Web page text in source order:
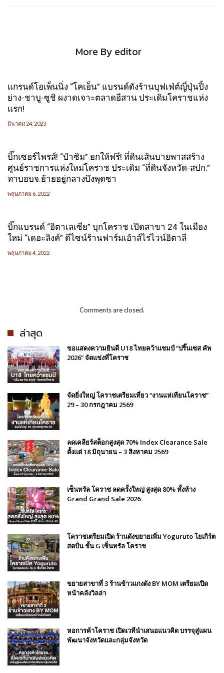
More By editor
แกรนด์โอเพ็นนิ่ง “โคเอ็น” แบรนด์ดังร้านบุฟเฟ่ต์ญี่ปุ่นปิ้ง
ย่าง-ชาบู-ซูชิ ผงาดเจาะตลาดอีสาน ประเดิมโคราชแห่ง
แรก!
มีนาคม 24, 2023
บิ๊กเซอร์ไพรส์! “ป๋าซิม” ยกให้ฟรี! ที่ดินเส้นบายพาสสร้าง
ศูนย์ราชการแห่งใหม่โคราช ประเดิม “ที่ดินจังหวัด-สปก.”
ทาบอบจ.ย้ายอยู่กลางบึงพุดซา
พฤษภาคม 6, 2022
บิ๊กแบรนด์ “อิตาเลเซีย” บุกโคราช เปิดสาขา 24 ในเมือง
ใหม่ “เดอะลิงค์” ดีไซน์ร้านฟาร์มเฮ้าส์ไร่ไวน์อิตาลี
พฤษภาคม 4, 2022
Comments are closed.
ล่าสุด
ขอแสดงความยินดี U18 ไทยคว้าแชมป์ “ปริ๊นเซส คัพ
2026” จัดแข่งที่โคราช
จัดยิ่งใหญ่ โคราชเตรียมเที่ยว “งานแห่เทียนโคราช”
29 – 30 กรกฎาคม 2569
ลดเคลียร์สต็อกสูงสุด 70% Index Clearance Sale
ตั้งแต่ 18 มิถุนายน – 3 สิงหาคม 2569
เซ็นทรัล โคราช ลดครั้งใหญ่ สูงสุด 80% ทั้งห้าง
Grand Grand Sale 2026
โคราชเตรียมเปิด ร้านดังขยายเพิ่ม Yoguruto โยเกิร์ต
สดปั่น ชั้น G เซ็นทรัล โคราช
ขยายสาขาที่ 3 ร้านข้าวแกงดัง BY MOM เตรียมเปิด
หน้าคลังวิลล่า
หอการค้าโคราช เปิดเวทีนำเสนอแนวคิด บรรจุสู่แผน
พัฒนาจังหวัดและกลุ่มจังหวัด